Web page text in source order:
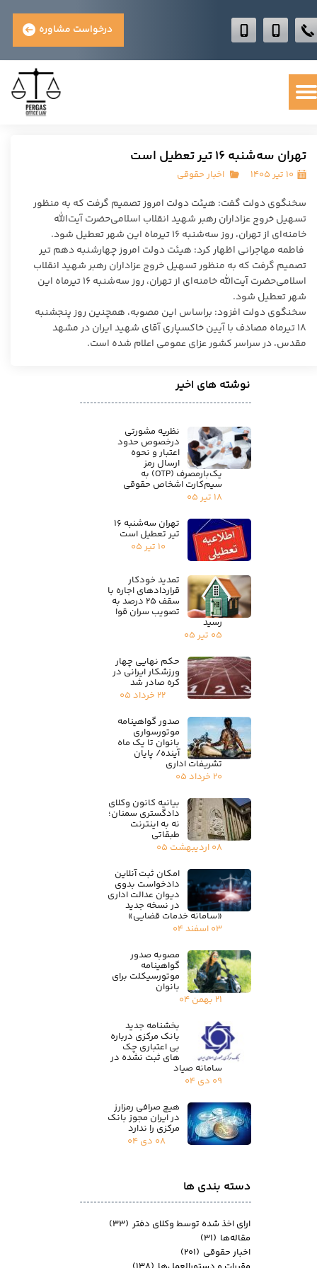
درخواست مشاوره
تهران سه‌شنبه ۱۶ تیر تعطیل است
۱۰ تیر ۱۴۰۵ اخبار حقوقی
سخنگوی دولت گفت: هیئت دولت امروز تصمیم گرفت که به منظور
تسهیل خروج عزاداران رهبر شهید انقلاب اسلامی‌حضرت آیت‌الله
خامنه‌ای از تهران، روز سه‌شنبه ۱۶ تیرماه این شهر تعطیل شود.
فاطمه مهاجرانی اظهار کرد: هیئت دولت امروز چهارشنبه دهم تیر
تصمیم گرفت که به منظور تسهیل خروج عزاداران رهبر شهید انقلاب
اسلامی‌حضرت آیت‌الله خامنه‌ای از تهران، روز سه‌شنبه ۱۶ تیرماه این
شهر تعطیل شود.
سخنگوی دولت افزود: براساس این مصوبه، همچنین روز پنجشنبه
۱۸ تیرماه مصادف با آیین خاکسپاری آقای شهید ایران در مشهد
مقدس، در سراسر کشور عزای عمومی‌ اعلام شده است.
نوشته های اخیر
دسته بندی ها
نظریه مشورتی
درخصوص حدود
اعتبار و نحوه
ارسال رمز
یک‌بارمصرف (OTP) به
سیم‌کارت اشخاص حقوقی
۱۸ تیر ۰۵
تهران سه‌شنبه ۱۶
تیر تعطیل است
۱۰ تیر ۰۵
تمدید خودکار
قراردادهای اجاره با
سقف ۲۵ درصد به
تصویب سران قوا
رسید
۰۵ تیر ۰۵
حکم نهایی چهار
ورزشکار ایرانی در
کره صادر شد
۲۲ خرداد ۰۵
صدور گواهینامه
موتورسواری
بانوان تا یک ماه
آینده/ پایان
تشریفات اداری
۲۰ خرداد ۰۵
بیانیه کانون وکلای
دادگستری سمنان؛
نه به اینترنت
طبقاتی
۰۸ اردیبهشت ۰۵
امکان ثبت آنلاین
دادخواست بدوی
دیوان عدالت اداری
در نسخه جدید
«سامانه خدمات قضایی»
۰۳ اسفند ۰۴
مصوبه صدور
گواهینامه
موتورسیکلت برای
بانوان
۲۱ بهمن ۰۴
بخشنامه جدید
بانک مرکزی درباره
بی اعتباری چک
های ثبت نشده در
سامانه صیاد
۰۹ دی ۰۴
هیچ صرافی رمزارز
در ایران مجوز بانک
مرکزی را ندارد
۰۸ دی ۰۴
ارای اخذ شده توسط وکلای دفتر (۳۳)
مقاله‌ها (۳۱)
اخبار حقوقی (۲۰۱)